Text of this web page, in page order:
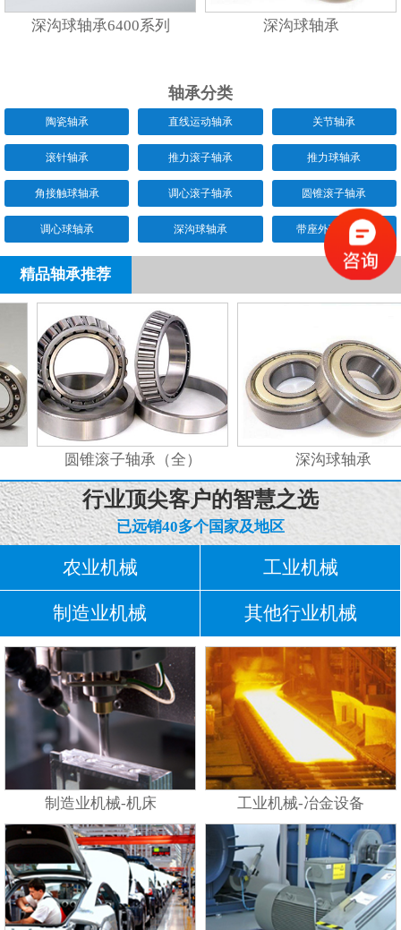
深沟球轴承6400系列 深沟球轴承
轴承分类
陶瓷轴承 直线运动轴承 关节轴承
滚针轴承 推力滚子轴承 推力球轴承
角接触球轴承 调心滚子轴承 圆锥滚子轴承
调心球轴承 深沟球轴承 带座外球面轴承
精品轴承推荐
圆锥滚子轴承（全） 深沟球轴承
行业顶尖客户的智慧之选
已远销40多个国家及地区
农业机械 工业机械
制造业机械 其他行业机械
制造业机械-机床 工业机械-冶金设备